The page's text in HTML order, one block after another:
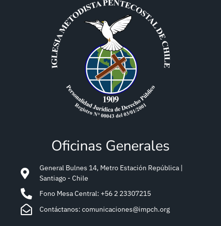
Oficinas Generales
General Bulnes 14, Metro Estación República |
Santiago - Chile
Fono Mesa Central: +56 2 23307215
Contáctanos: comunicaciones@impch.org